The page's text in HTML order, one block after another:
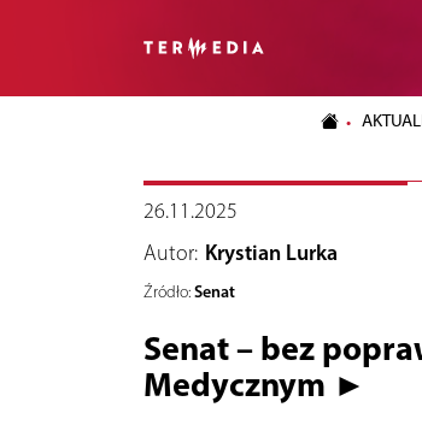
26.11.2025
Autor: Krystian Lurka
Źródło: Senat
Senat – bez
Medycznym ►